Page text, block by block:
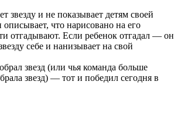
звезду и не показывает детям своей
что нарисовано на его
отгадывают. Если ребенок отгадал — он
себе и нанизывает на свой
звезд (или чья команда больше
звезд) — тот и победил сегодня в